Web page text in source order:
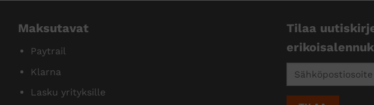
Maksutavat
Paytrail
Klarna
Lasku yrityksille
Tilaa